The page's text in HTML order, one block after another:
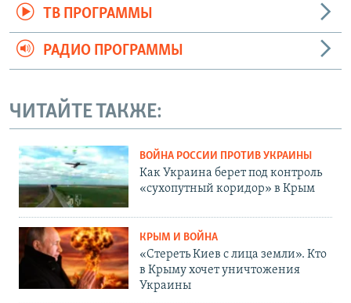
ТВ ПРОГРАММЫ
РАДИО ПРОГРАММЫ
ЧИТАЙТЕ ТАКЖЕ:
ВОЙНА РОССИИ ПРОТИВ УКРАИНЫ
Как Украина берет под контроль
«сухопутный коридор» в Крым
КРЫМ И ВОЙНА
«Стереть Киев с лица земли». Кто
в Крыму хочет уничтожения
Украины